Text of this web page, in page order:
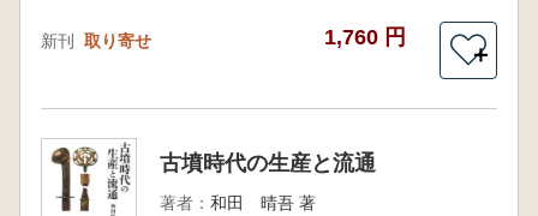
新刊 取り寄せ 1,760 円
＋
古墳時代の生産と流通
著者： 和田 晴吾 著